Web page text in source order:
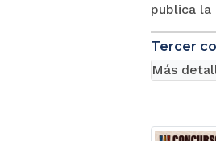
publica la
Tercer
Más